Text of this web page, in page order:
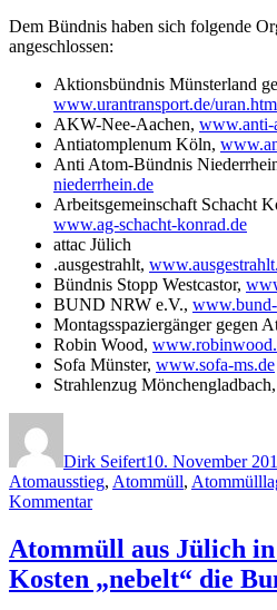
Dem Bündnis haben sich folgende
angeschlossen:
Aktionsbündnis Münsterland
www.urantransport.de/
AKW-Nee-Aachen, www.anti-
Antiatomplenum Köln,
Anti Atom-Bündnis
niederrhein.de
Arbeitsgemeinschaft Schacht
www.ag-schacht-konrad.de
attac Jülich
.ausgestrahlt,
Bündnis Stopp Westcastor,
BUND NRW e.V.,
Montagsspaziergänger gegen
Robin Wood,
Sofa Münster, www.sofa-ms.de
Strahlenzug Mönchengladbach,
Dirk Seifert10. November
Atomausstieg, Atommüll,
Kommentarzu
will
Castor-
Exporte
Atommüll aus Jülich
Kosten „nebelt“ die